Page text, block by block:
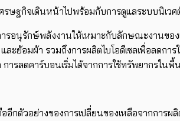
รษฐกิจเดินหน้าไปพร้อมกับการดูแลระบบนิเว
นุรักษ์พลังงานให้เหมาะกับลักษณะงานของ
ย้อมผ้า รวมถึงการผลิตไบโอดีเซลเพื่อลดก
รลดคาร์บอนเริ่มได้จากการใช้ทรัพยากรใ
อีกตัวอย่างของการเปลี่ยนของเหลือจากการ